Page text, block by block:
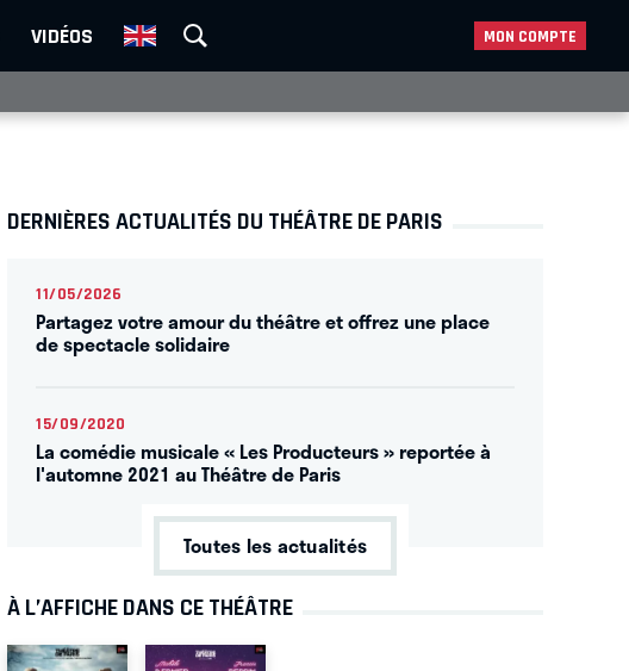
VIDÉOS MON COMPTE
DERNIÈRES ACTUALITÉS DU THÉÂTRE DE PARIS
11/05/2026
Partagez votre amour du théâtre et offrez une place
de spectacle solidaire
15/09/2020
La comédie musicale « Les Producteurs » reportée à
l'automne 2021 au Théâtre de Paris
Toutes les actualités
À L’AFFICHE DANS CE THÉÂTRE